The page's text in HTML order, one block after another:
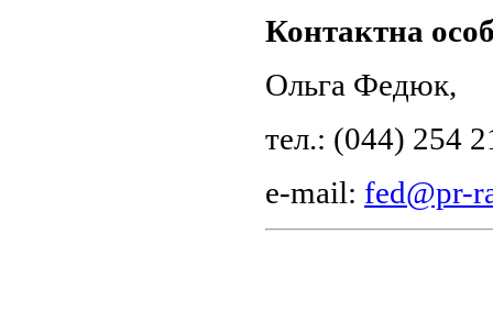
Контактна
Ольга Федюк,
тел.: (044) 254
e-mail: fed@pr-